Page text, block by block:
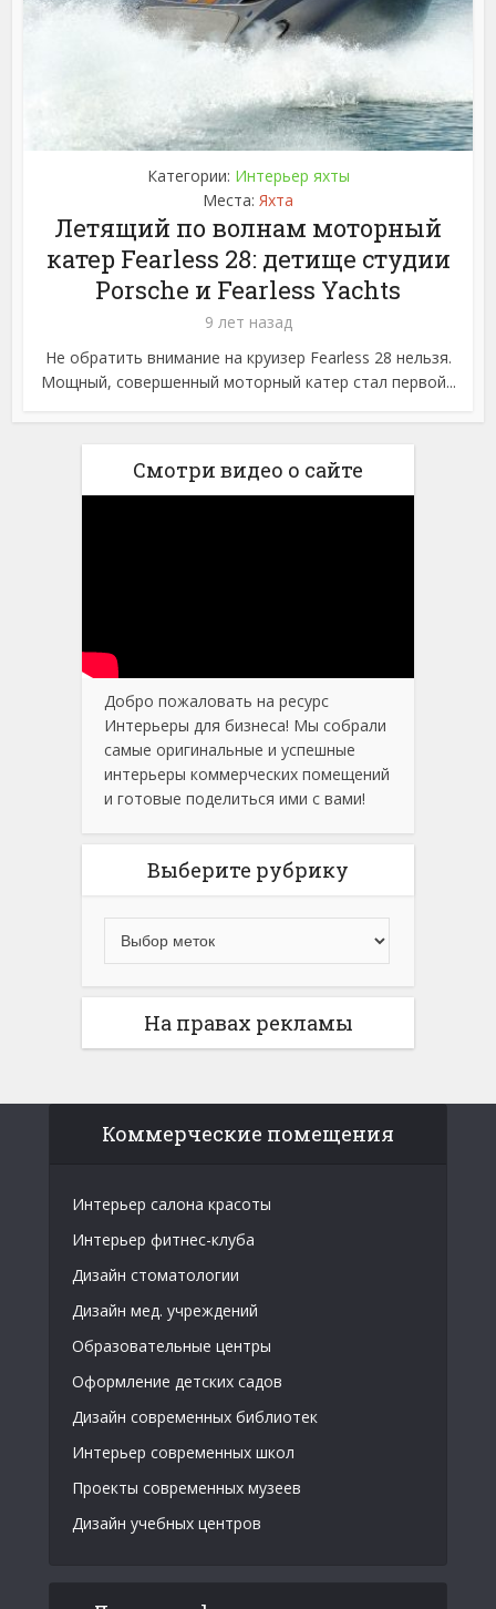
Категории: Интерьер яхты
Места: Яхта
Летящий по волнам моторный
катер Fearless 28: детище студии
Porsche и Fearless Yachts
9 лет назад
Не обратить внимание на круизер Fearless 28 нельзя.
Мощный, совершенный моторный катер стал первой...
Смотри видео о сайте
Добро пожаловать на ресурс
Интерьеры для бизнеса! Мы собрали
самые оригинальные и успешные
интерьеры коммерческих помещений
и готовые поделиться ими с вами!
Выберите рубрику
На правах рекламы
Коммерческие помещения
Интерьер салона красоты
Интерьер фитнес-клуба
Дизайн стоматологии
Дизайн мед. учреждений
Образовательные центры
Оформление детских садов
Дизайн современных библиотек
Интерьер современных школ
Проекты современных музеев
Дизайн учебных центров